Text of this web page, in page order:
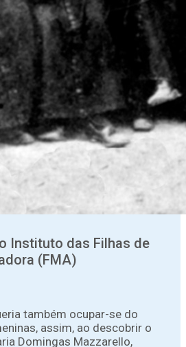
Instituto das Filhas de
(FMA)
também ocupar-se do
assim, ao descobrir o
Domingas Mazzarello,